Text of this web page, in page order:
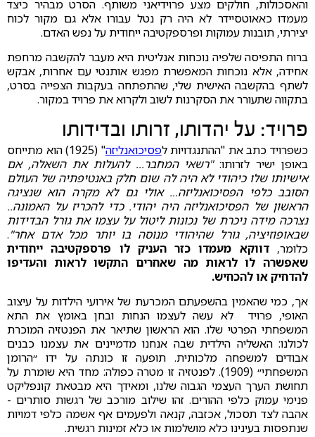
והאסכולות, חולקים מצע פרוידיאני משותף. הסרט מבהיר כיצד
מעמדו כאאוטסיידר לא היה רק נטל עבורו אלא גם מקור לכוח
יצירתי, תובנות עמוקות ופרספקטיבה ייחודית על נפש האדם.
ברוח התפיסה שלפיה נוכחות אנליטית היא מעבר להקשבה מרחפת
אחידה, אלא נוכחות המאפשרת מפגש אותנטי עם אחרות, אבקש
לשתף בהקשבה האישית שלי, שהתפתחה בעקבות הצפייה בסרט,
בתקווה שתעורר את הסקרנות לשוב ולקרוא את פרויד במקור.
פרויד: על יהדותו, זרותו ובדידותו
כשפרויד כתב את "ההתנגדויות לפסיכואנליזה
" (1925) הוא מתייחס
באופן ישיר לזרותו:"רשאי המחבר... להעלות את השאלה, אם
אישיותו שלו כיהודי לא היה לה שום חלק באנטיפתיה של העולם
הסובב כלפי הפסיכואנליזה... אולי גם לא מקרה הוא שנציגה
הראשון של הפסיכואנליזה היה יהודי. כדי להכריז על האמונה..
נצרכה מידה ניכרת של נכונות ליטול על עצמו את גורל הבדידות
שבאופוזיציה, גורל שהיהודי מנוסה בו יותר מכל אדם אחר".
כלומר,דווקא מעמדו כזר העניק לו פרספקטיבה ייחודית
שאפשרה לו לראות מה שאחרים התקשו לראות והעדיפו
להדחיק או להכחיש.
אך, כמי שהאמין בהשפעתם המכרעת של אירועי הילדות על עיצוב
האופי, פרויד לא עשה לעצמו הנחות ובחן באומץ את התא
המשפחתי הפרטי שלו. הוא הראשון שתיאר את הפנטזיה המוכרת
לכולנו: האשליה הילדית שבה אנחנו מדמיינים את עצמנו כבנים
אבודים למשפחה מלכותית. תופעה זו כונתה על ידו ״הרומן
המשפחתי״ (1909). לפנטזיה זו מטרה כפולה: מחד היא שומרת על
תחושת הערך העצמי הגבוה שלנו, ומאידך היא מבטאת קונפליקט
פנימי עמוק כלפי ההורים. זהו שילוב מורכב של רגשות סותרים -
אהבה לצד תסכול, אכזבה, קנאה ולפעמים אף אשמה כלפי דמויות
שנתפסות בעינינו כלא מושלמות או כלא זמינות רגשית.